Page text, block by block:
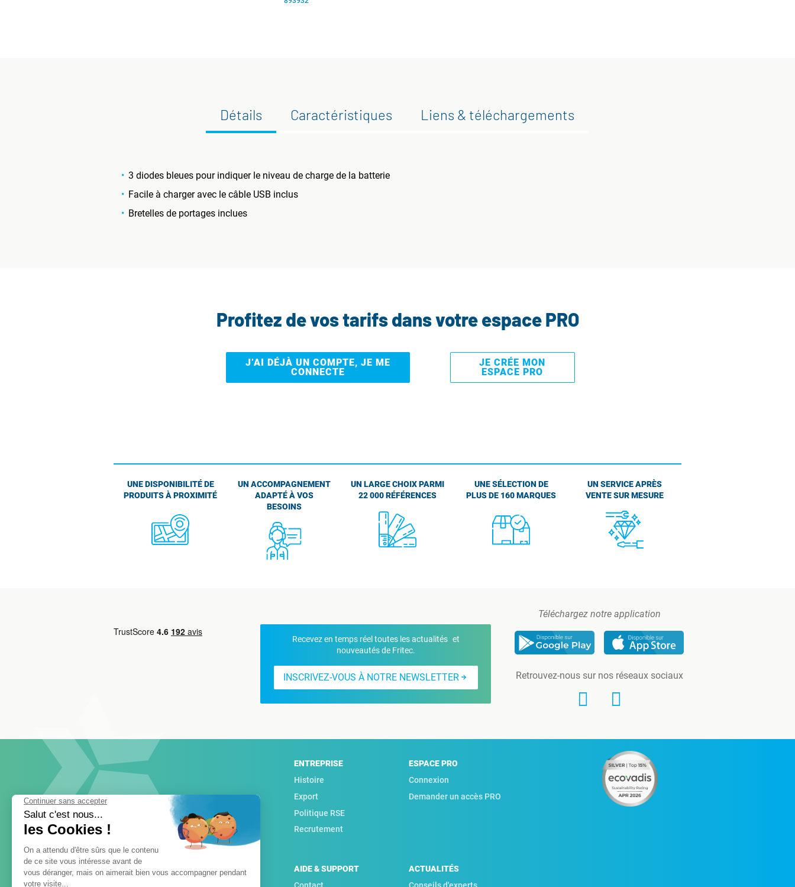
Détails Caractéristiques Liens & téléchargements
3 diodes bleues pour indiquer le niveau de charge de la batterie
Facile à charger avec le câble USB inclus
Bretelles de portages inclues
Profitez de vos tarifs dans votre espace PRO
J’AI DÉJÀ UN COMPTE, JE ME
CONNECTE
JE CRÉE MON
ESPACE PRO
UNE DISPONIBILITÉ DE
PRODUITS À PROXIMITÉ
UN ACCOMPAGNEMENT
ADAPTÉ À VOS
BESOINS
UN LARGE CHOIX PARMI
22 000 RÉFÉRENCES
UNE SÉLECTION DE
PLUS DE 160 MARQUES
UN SERVICE APRÈS
VENTE SUR MESURE
Recevez en temps réel toutes les actualités et
nouveautés de Fritec.
INSCRIVEZ-VOUS À NOTRE NEWSLETTER
Téléchargez notre application
Retrouvez-nous sur nos réseaux sociaux
ENTREPRISE
Histoire
Export
Politique RSE
Recrutement
ESPACE PRO
Connexion
Demander un accès PRO
AIDE & SUPPORT
ACTUALITÉS